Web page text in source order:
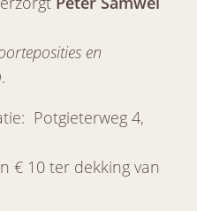
en
.
Potgieterweg 4,
€ 10 ter dekking van